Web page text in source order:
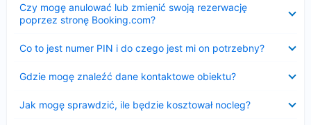
Czy mogę anulować lub zmienić swoją rezerwację
poprzez stronę Booking.com?
Co to jest numer PIN i do czego jest mi on potrzebny?
Gdzie mogę znaleźć dane kontaktowe obiektu?
Jak mogę sprawdzić, ile będzie kosztował nocleg?